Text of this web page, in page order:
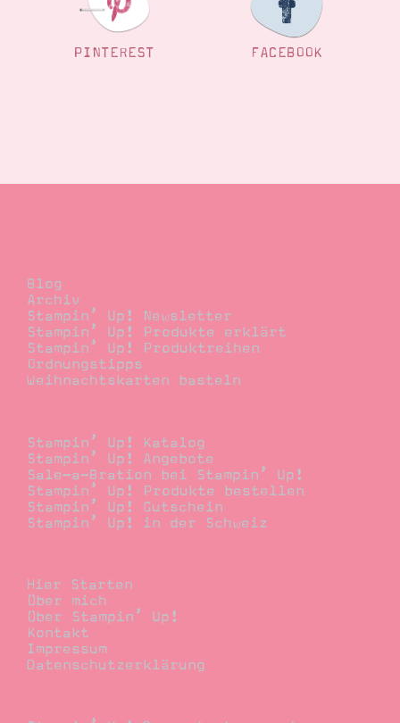
PINTEREST FACEBOOK
Blog
Archiv
Stampin’ Up! Newsletter
Stampin’ Up! Produkte erklärt
Stampin’ Up! Produktreihen
Ordnungstipps
Weihnachtskarten basteln
Stampin’ Up! Katalog
Stampin’ Up! Angebote
Sale-a-Bration bei Stampin’ Up!
Stampin’ Up! Produkte bestellen
Stampin’ Up! Gutschein
Stampin’ Up! in der Schweiz
Hier Starten
Über mich
Über Stampin’ Up!
Kontakt
Impressum
Datenschutzerklärung